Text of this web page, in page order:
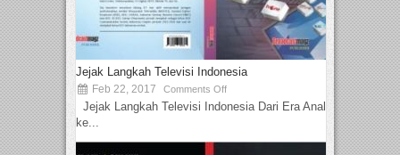
Jejak Langkah Televisi Indonesia
Feb 22, 2017 Comments Off
Jejak Langkah Televisi Indonesia Dari Era Analog
ke...